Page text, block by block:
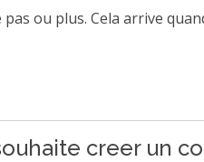
ou plus. Cela arrive
creer un